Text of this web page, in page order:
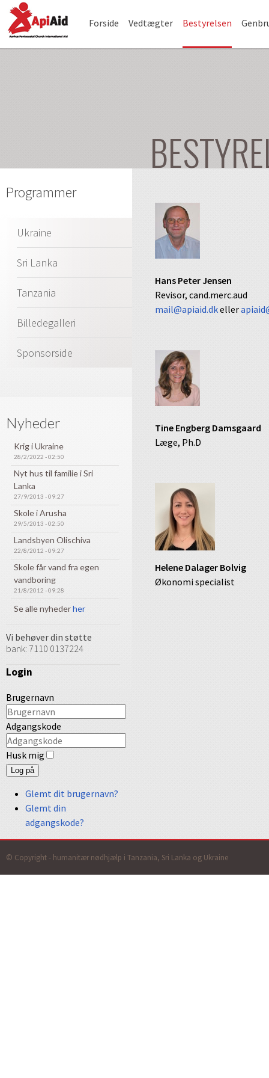
Forside Vedtægter Bestyrelsen
Programmer
Ukraine
Sri Lanka
Tanzania
Billedegalleri
Sponsorside
Nyheder
Krig i Ukraine
28/2/2022 - 02:50
Nyt hus til familie i Sri
Lanka
27/9/2013 - 09:27
Skole i Arusha
29/5/2013 - 02:50
Landsbyen Olischiva
22/8/2012 - 09:27
Skole får vand fra egen
vandboring
21/8/2012 - 09:28
Se alle nyhederher
Vi behøver din støtte
bank: 7110 0137224
Login
Brugernavn
Adgangskode
Husk mig
Log på
Glemt dit brugernavn?
Glemt din
adgangskode?
Hans Peter Jensen
Revisor, cand.merc.aud
mail@apiaid.dkeller
Tine Engberg Damsgaard
Læge, Ph.D
Helene Dalager Bolvig
Økonomi specialist
© Copyright - humanitær nødhjælp i Tanzania, Sri Lanka og Ukraine